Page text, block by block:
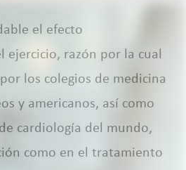
el efecto
ejercicio, razón por la cual
los colegios de medicina
y americanos, así como
cardiología del mundo,
como en el tratamiento